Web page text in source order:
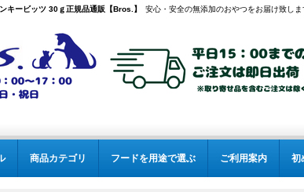
キービッツ 30ｇ正規品通販【Bros.】 安心・安全の無添加のおやつをお届け致しま
商品カテゴリ フードを用途で選ぶ ご利用案内 初